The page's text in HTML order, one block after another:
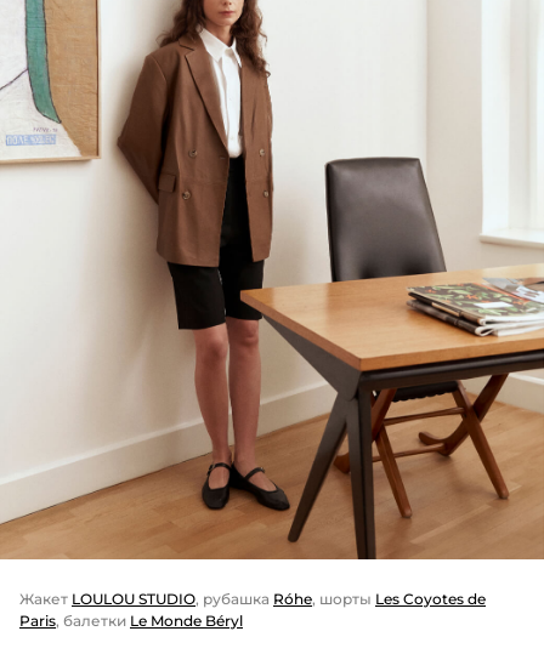
Жакет LOULOU STUDIO, рубашка Róhe, шорты Les Coyotes de
Paris, балетки Le Monde Béryl